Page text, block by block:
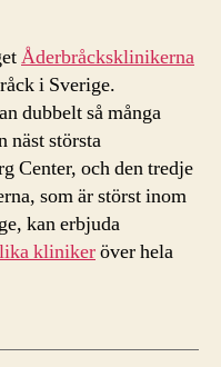
Åderbråcksklinikerna
i Sverige.
dubbelt så många
näst största
Center, och den tredje
som är störst inom
kan erbjuda
klinikeröver hela